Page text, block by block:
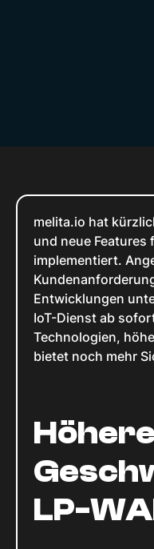
melita.io hat
und neue Features
implementiert.
Entwicklungen
IoT-Dienst ab
Technologien,
bietet noch mehr
Höhere
LP-